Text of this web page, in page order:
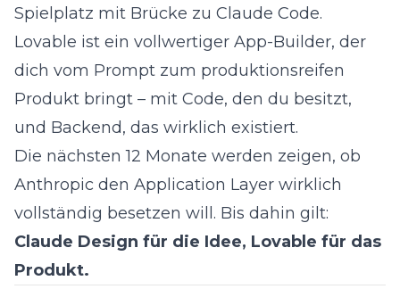
Spielplatz mit Brücke zu Claude Code.
Lovable ist ein vollwertiger App-Builder, der
dich vom Prompt zum produktionsreifen
Produkt bringt – mit Code, den du besitzt,
und Backend, das wirklich existiert.
Die nächsten 12 Monate werden zeigen, ob
Anthropic den Application Layer wirklich
vollständig besetzen will. Bis dahin gilt:
Claude Design für die Idee, Lovable für das
Produkt.